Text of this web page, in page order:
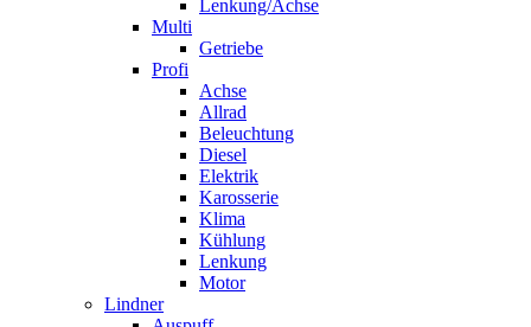
Lenkung/Achse
Multi
Getriebe
Profi
Achse
Allrad
Beleuchtung
Diesel
Elektrik
Karosserie
Klima
Kühlung
Lenkung
Motor
Lindner